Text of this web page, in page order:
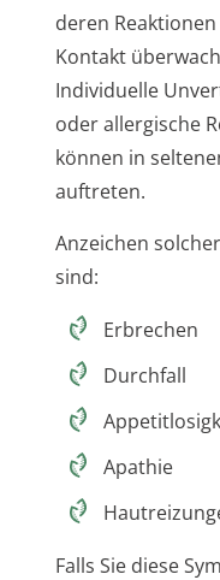
deren
Kontakt
Individuelle
oder allergische
können in
auftreten.
Anzeichen
sind:
Erbrechen
Durchfall
Apathie
Falls Sie diese